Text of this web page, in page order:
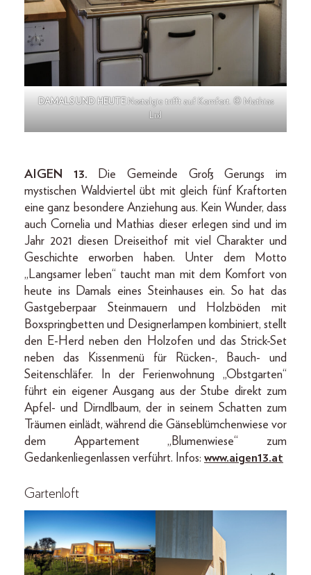
DAMALS UND HEUTENostalgie trifft auf Komfort. © Mathias
Lixl
AIGEN 13. Die Gemeinde Groß Gerungs im
mystischen Waldviertel übt mit gleich fünf Kraftorten
eine ganz besondere Anziehung aus. Kein Wunder, dass
auch Cornelia und Mathias dieser erlegen sind und im
Jahr 2021 diesen Dreiseithof mit viel Charakter und
Geschichte erworben haben. Unter dem Motto
„Langsamer leben“ taucht man mit dem Komfort von
heute ins Damals eines Steinhauses ein. So hat das
Gastgeberpaar Steinmauern und Holzböden mit
Boxspringbetten und Designerlampen kombiniert, stellt
den E-Herd neben den Holzofen und das Strick-Set
neben das Kissenmenü für Rücken-, Bauch- und
Seitenschläfer. In der Ferienwohnung „Obstgarten“
führt ein eigener Ausgang aus der Stube direkt zum
Apfel- und Dirndlbaum, der in seinem Schatten zum
Träumen einlädt, während die Gänseblümchenwiese vor
dem Appartement „Blumenwiese“ zum
Gedankenliegenlassen verführt. Infos: www.aigen13.at
Gartenloft